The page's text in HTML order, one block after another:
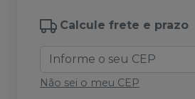
Calcule frete e prazo
Não sei o meu CEP